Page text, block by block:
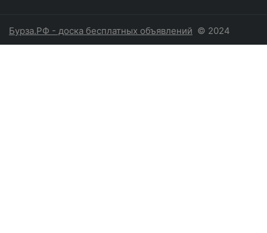
Бурза.РФ - доска бесплатных объявлений © 2024